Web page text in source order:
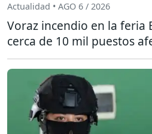
Actualidad • AGO 6 / 2026
Voraz incendio en la feria
cerca de 10 mil puestos